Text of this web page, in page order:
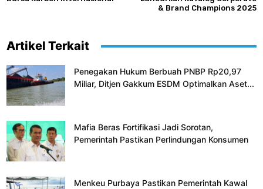
& Brand Champions 2025
Artikel Terkait
Penegakan Hukum Berbuah PNBP Rp20,97
Miliar, Ditjen Gakkum ESDM Optimalkan Aset...
Mafia Beras Fortifikasi Jadi Sorotan,
Pemerintah Pastikan Perlindungan Konsumen
Menkeu Purbaya Pastikan Pemerintah Kawal